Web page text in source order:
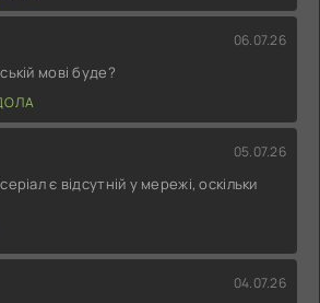
06.07.26
мові буде?
05.07.26
є відсутній у мережі, оскільки
04.07.26